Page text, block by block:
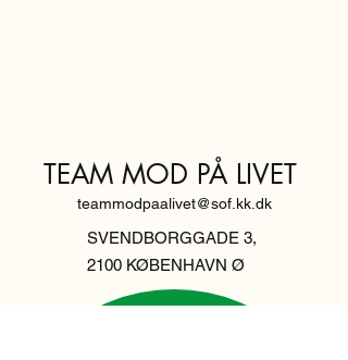
TEAM MOD PÅ LIVET
teammodpaalivet@sof.kk.dk
SVENDBORGGADE 3,
2100 KØBENHAVN Ø